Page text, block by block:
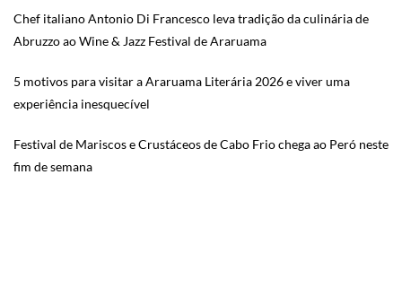
Chef italiano Antonio Di Francesco leva tradição da culinária de
Abruzzo ao Wine & Jazz Festival de Araruama
5 motivos para visitar a Araruama Literária 2026 e viver uma
experiência inesquecível
Festival de Mariscos e Crustáceos de Cabo Frio chega ao Peró neste
fim de semana